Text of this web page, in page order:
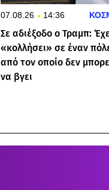
07.08.26 14:36
Σε αδιέξοδο ο Τραμπ:
«κολλήσει» σε έναν
από τον οποίο δεν
να βγει